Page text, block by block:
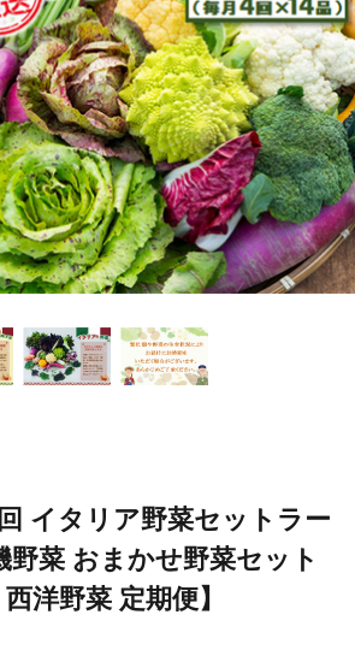
イタリア野菜セットラー
野菜 おまかせ野菜セット
洋野菜 定期便】